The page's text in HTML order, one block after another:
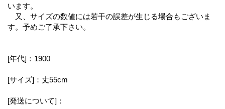
います。
又、サイズの数値には若干の誤差が生じる場合もございま
す。予めご了承下さい。
[年代]：1900
[サイズ]：丈55cm
[発送について]：